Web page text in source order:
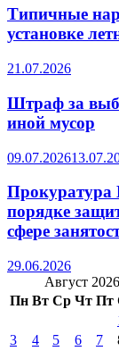
Типичные
установке
21.07.2026
Штраф за
иной мусор
09.07.2026
Прокуратура
порядке
сфере
29.06.2026
Август 2026
Пн Вт Ср Чт Пт
3
4 5 6 7